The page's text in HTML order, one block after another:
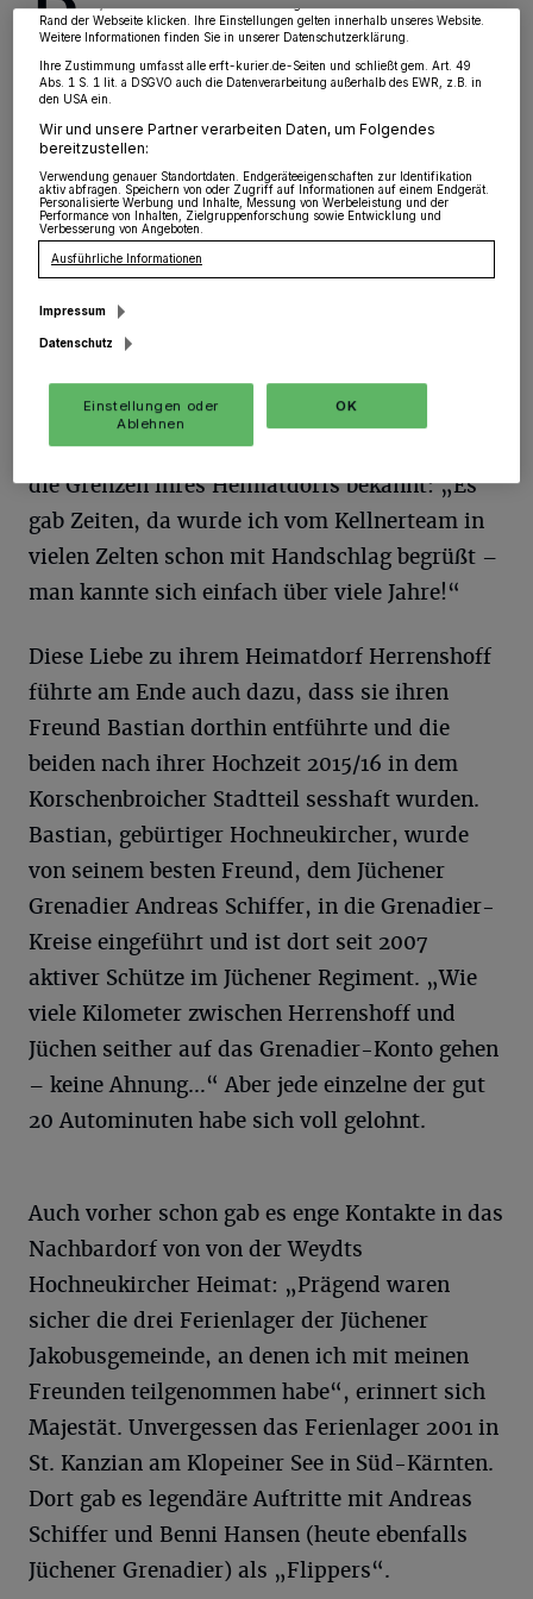
Leben Kaufmännischer Leiter eines
Anlagenbauers, kennt sich eben mit Zahlen
aus und kann rechnen. Nach einigen
zuginternen Überlegungen hin und her sei es
Grenadierjubiläums einfach auf ihn und seine
Gattin Ulrike zugelaufen. Ulrike von der Weydt
musste auch gar nicht erst groß überzeugt
werden, denn: „Ich bin ein echtes
Herrenshoffer Schützenmädchen!“ Von Kind
an im heimatlichen Brauchtum verwurzelt, ist
sie seit jugendlichen Jahren als
leidenschaftliche Zeltgängerin auch weit über
die Grenzen ihres Heimatdorfs bekannt: „Es
gab Zeiten, da wurde ich vom Kellnerteam in
vielen Zelten schon mit Handschlag begrüßt –
man kannte sich einfach über viele Jahre!“
Diese Liebe zu ihrem Heimatdorf Herrenshoff
führte am Ende auch dazu, dass sie ihren
Freund Bastian dorthin entführte und die
beiden nach ihrer Hochzeit 2015/16 in dem
Korschenbroicher Stadtteil sesshaft wurden.
Bastian, gebürtiger Hochneukircher, wurde
von seinem besten Freund, dem Jüchener
Grenadier Andreas Schiffer, in die Grenadier-
Kreise eingeführt und ist dort seit 2007
aktiver Schütze im Jüchener Regiment. „Wie
viele Kilometer zwischen Herrenshoff und
Jüchen seither auf das Grenadier-Konto gehen
– keine Ahnung…“ Aber jede einzelne der gut
20 Autominuten habe sich voll gelohnt.
Auch vorher schon gab es enge Kontakte in das
Nachbardorf von von der Weydts
Hochneukircher Heimat: „Prägend waren
sicher die drei Ferienlager der Jüchener
Jakobusgemeinde, an denen ich mit meinen
Freunden teilgenommen habe“, erinnert sich
Majestät. Unvergessen das Ferienlager 2001 in
St. Kanzian am Klopeiner See in Süd-Kärnten.
Dort gab es legendäre Auftritte mit Andreas
Schiffer und Benni Hansen (heute ebenfalls
Jüchener Grenadier) als „Flippers“.
widerrufen, indem Sie auf den Link Einstellungen oder Ablehnen am unteren
Rand der Webseite klicken. Ihre Einstellungen gelten innerhalb unseres Website.
Weitere Informationen finden Sie in unserer Datenschutzerklärung.
Ihre Zustimmung umfasst alle erft-kurier.de-Seiten und schließt gem. Art. 49
Abs. 1 S. 1 lit. a DSGVO auch die Datenverarbeitung außerhalb des EWR, z.B. in
den USA ein.
Wir und unsere Partner verarbeiten Daten, um Folgendes
bereitzustellen:
Verwendung genauer Standortdaten. Endgeräteeigenschaften zur Identifikation
aktiv abfragen. Speichern von oder Zugriff auf Informationen auf einem Endgerät.
Personalisierte Werbung und Inhalte, Messung von Werbeleistung und der
Performance von Inhalten, Zielgruppenforschung sowie Entwicklung und
Verbesserung von Angeboten.
Ausführliche Informationen
Impressum
Datenschutz
Einstellungen oder
Ablehnen
OK